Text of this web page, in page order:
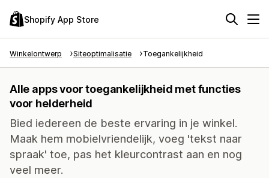
Shopify App Store
Winkelontwerp Siteoptimalisatie Toegankelijkheid
Alle apps voor toegankelijkheid met functies
voor helderheid
Bied iedereen de beste ervaring in je winkel.
Maak hem mobielvriendelijk, voeg 'tekst naar
spraak' toe, pas het kleurcontrast aan en nog
veel meer.